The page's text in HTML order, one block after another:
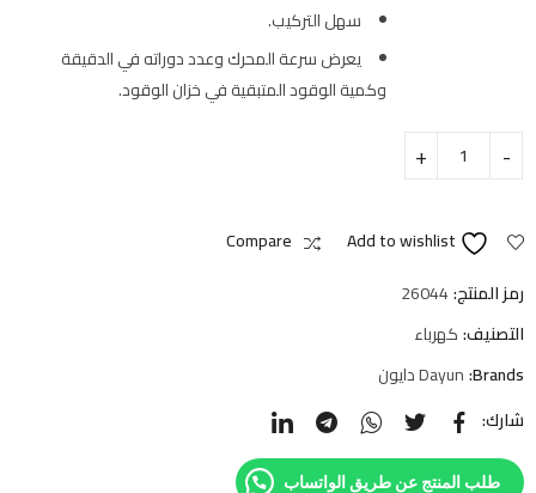
سهل التركيب.
يعرض سرعة المحرك وعدد دوراته في الدقيقة
وكمية الوقود المتبقية في خزان الوقود.
Add to wishlist
Compare
رمز المنتج:26044
التصنيف:كهرباء
Brands: Dayun دايون
شارك:
طلب المنتج عن طريق الواتساب